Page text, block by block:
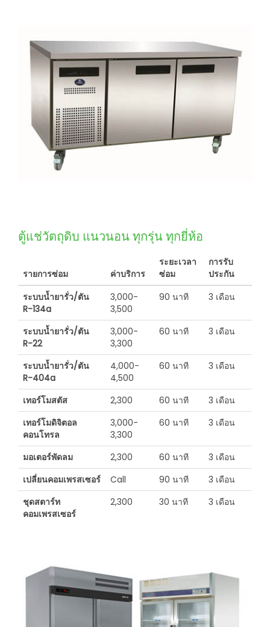
ตู้แช่วัตถุดิบ แนวนอน ทุกรุ่น ทุกยี่ห้อ
รายการซ่อม ค่าบริการ
ระยะเวลา
ซ่อม
การรับ
ประกัน
ระบบน้ำยารั่ว/ตัน
R-134a
3,000-
3,500
90 นาที 3 เดือน
ระบบน้ำยารั่ว/ตัน
R-22
3,000-
3,300
60 นาที 3 เดือน
ระบบน้ำยารั่ว/ตัน
R-404a
4,000-
4,500
60 นาที 3 เดือน
เทอร์โมสตัส 2,300 60 นาที
3 เดือน
เทอร์โมดิจิตอล
คอนโทรล
3,000-
3,300
60 นาที 3 เดือน
มอเตอร์พัดลม 2,300 60 นาที
3 เดือน
เปลี่ยนคอมเพรสเซอร์
Call 90 นาที
3 เดือน
ชุดสตาร์ท
คอมเพรสเซอร์
2,300 30 นาที 3 เดือน